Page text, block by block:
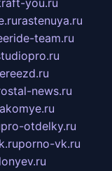
you.ru
rastenuya.ru
team.ru
news.ru
pro-otdelky.ru
porno-vk.ru